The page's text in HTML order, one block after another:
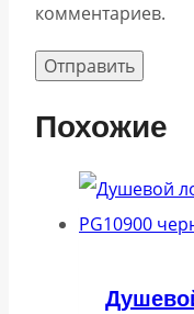
комментариев.
Похожие